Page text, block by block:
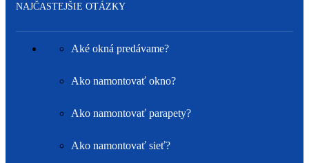
NAJČASTEJŠIE OTÁZKY
Aké okná predávame?
Ako namontovať okno?
Ako namontovať parapety?
Ako namontovať sieť?